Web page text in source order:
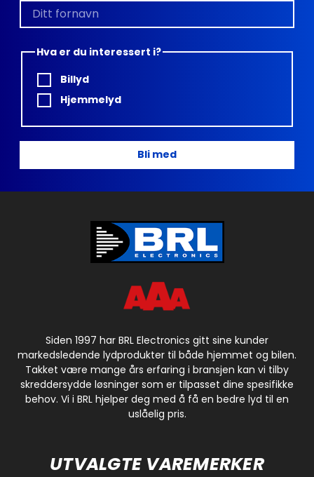
Hva er du interessert i?
Billyd
Hjemmelyd
Bli med
Siden 1997 har BRL Electronics gitt sine kunder
markedsledende lydprodukter til både hjemmet og bilen.
Takket være mange års erfaring i bransjen kan vi tilby
skreddersydde løsninger som er tilpasset dine spesifikke
behov. Vi i BRL hjelper deg med å få en bedre lyd til en
uslåelig pris.
UTVALGTE VAREMERKER